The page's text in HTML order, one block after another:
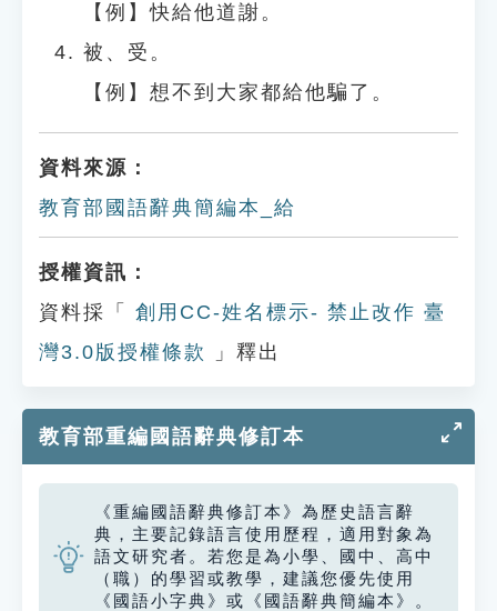
【例】快給他道謝。
被、受。
【例】想不到大家都給他騙了。
資料來源：
教育部國語辭典簡編本_給
授權資訊：
資料採「
創用CC-姓名標示- 禁止改作 臺
灣3.0版授權條款
」釋出
教育部重編國語辭典修訂本
《重編國語辭典修訂本》為歷史語言辭
典，主要記錄語言使用歷程，適用對象為
語文研究者。若您是為小學、國中、高中
（職）的學習或教學，建議您優先使用
《國語小字典》或《國語辭典簡編本》。